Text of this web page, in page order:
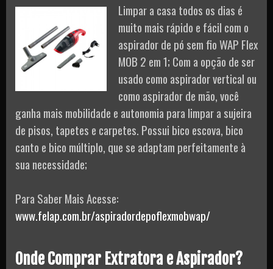
Limpar a casa todos os dias é
muito mais rápido e fácil com o
aspirador de pó sem fio WAP Flex
MOB 2 em 1; Com a opção de ser
usado como aspirador vertical ou
como aspirador de mão, você
ganha mais mobilidade e autonomia para limpar a sujeira
de pisos, tapetes e carpetes. Possui bico escova, bico
canto e bico múltiplo, que se adaptam perfeitamente à
sua necessidade;
Para Saber Mais Acesse:
www.felap.com.br/aspiradordepoflexmobwap/
Onde Comprar Extratora e Aspirador?